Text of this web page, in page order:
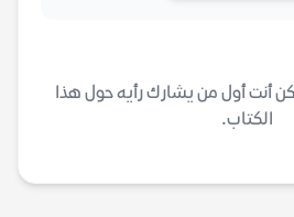
أنت أول من يشارك رأيه حول هذا
الكتاب.